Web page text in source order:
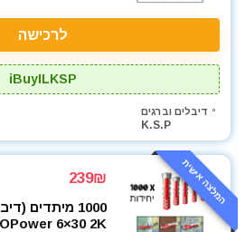
לרכישה
iBuyILKSP
דיבלים וברגים
K.S.P
המלצה אישית 239₪
1000 מיתדים
6×30 2K